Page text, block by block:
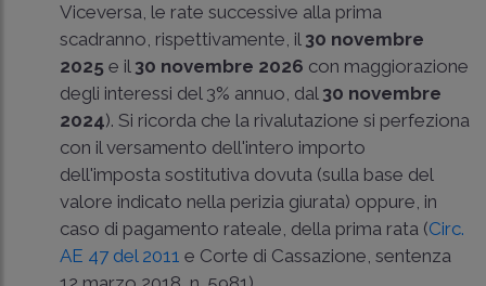
Viceversa, le rate successive alla prima
scadranno, rispettivamente, il 30 novembre
2025 e il 30 novembre 2026 con maggiorazione
degli interessi del 3% annuo, dal 30 novembre
2024). Si ricorda che la rivalutazione si perfeziona
con il versamento dell'intero importo
dell'imposta sostitutiva dovuta (sulla base del
valore indicato nella perizia giurata) oppure, in
caso di pagamento rateale, della prima rata (Circ.
AE 47 del 2011 e Corte di Cassazione, sentenza